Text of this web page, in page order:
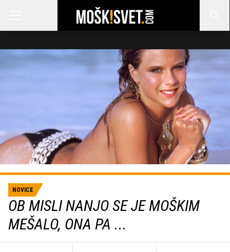
NOVICE
OB MISLI NANJO SE JE MOŠKIM
MEŠALO, ONA PA ...